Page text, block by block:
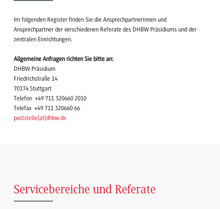
Im folgenden Register finden Sie die Ansprechpartnerinnen und
Ansprechpartner der verschiedenen Referate des DHBW Präsidiums und der
zentralen Einrichtungen.
Allgemeine Anfragen richten Sie bitte an:
DHBW Präsidium
Friedrichstraße 14
70174 Stuttgart
Telefon +49 711 320660 2010
Telefax +49 711 320660 66
poststelle at dhbw.de
Servicebereiche und Referate